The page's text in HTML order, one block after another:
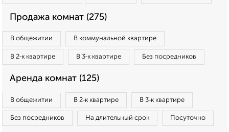
Продажа комнат (275)
В общежитии В коммунальной квартире
В 2‑к квартире В 3‑к квартире Без посредников
Аренда комнат (125)
В общежитии В 2‑к квартире В 3‑к квартире
Без посредников На длительный срок Посуточно